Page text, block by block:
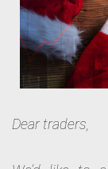
Dear traders,